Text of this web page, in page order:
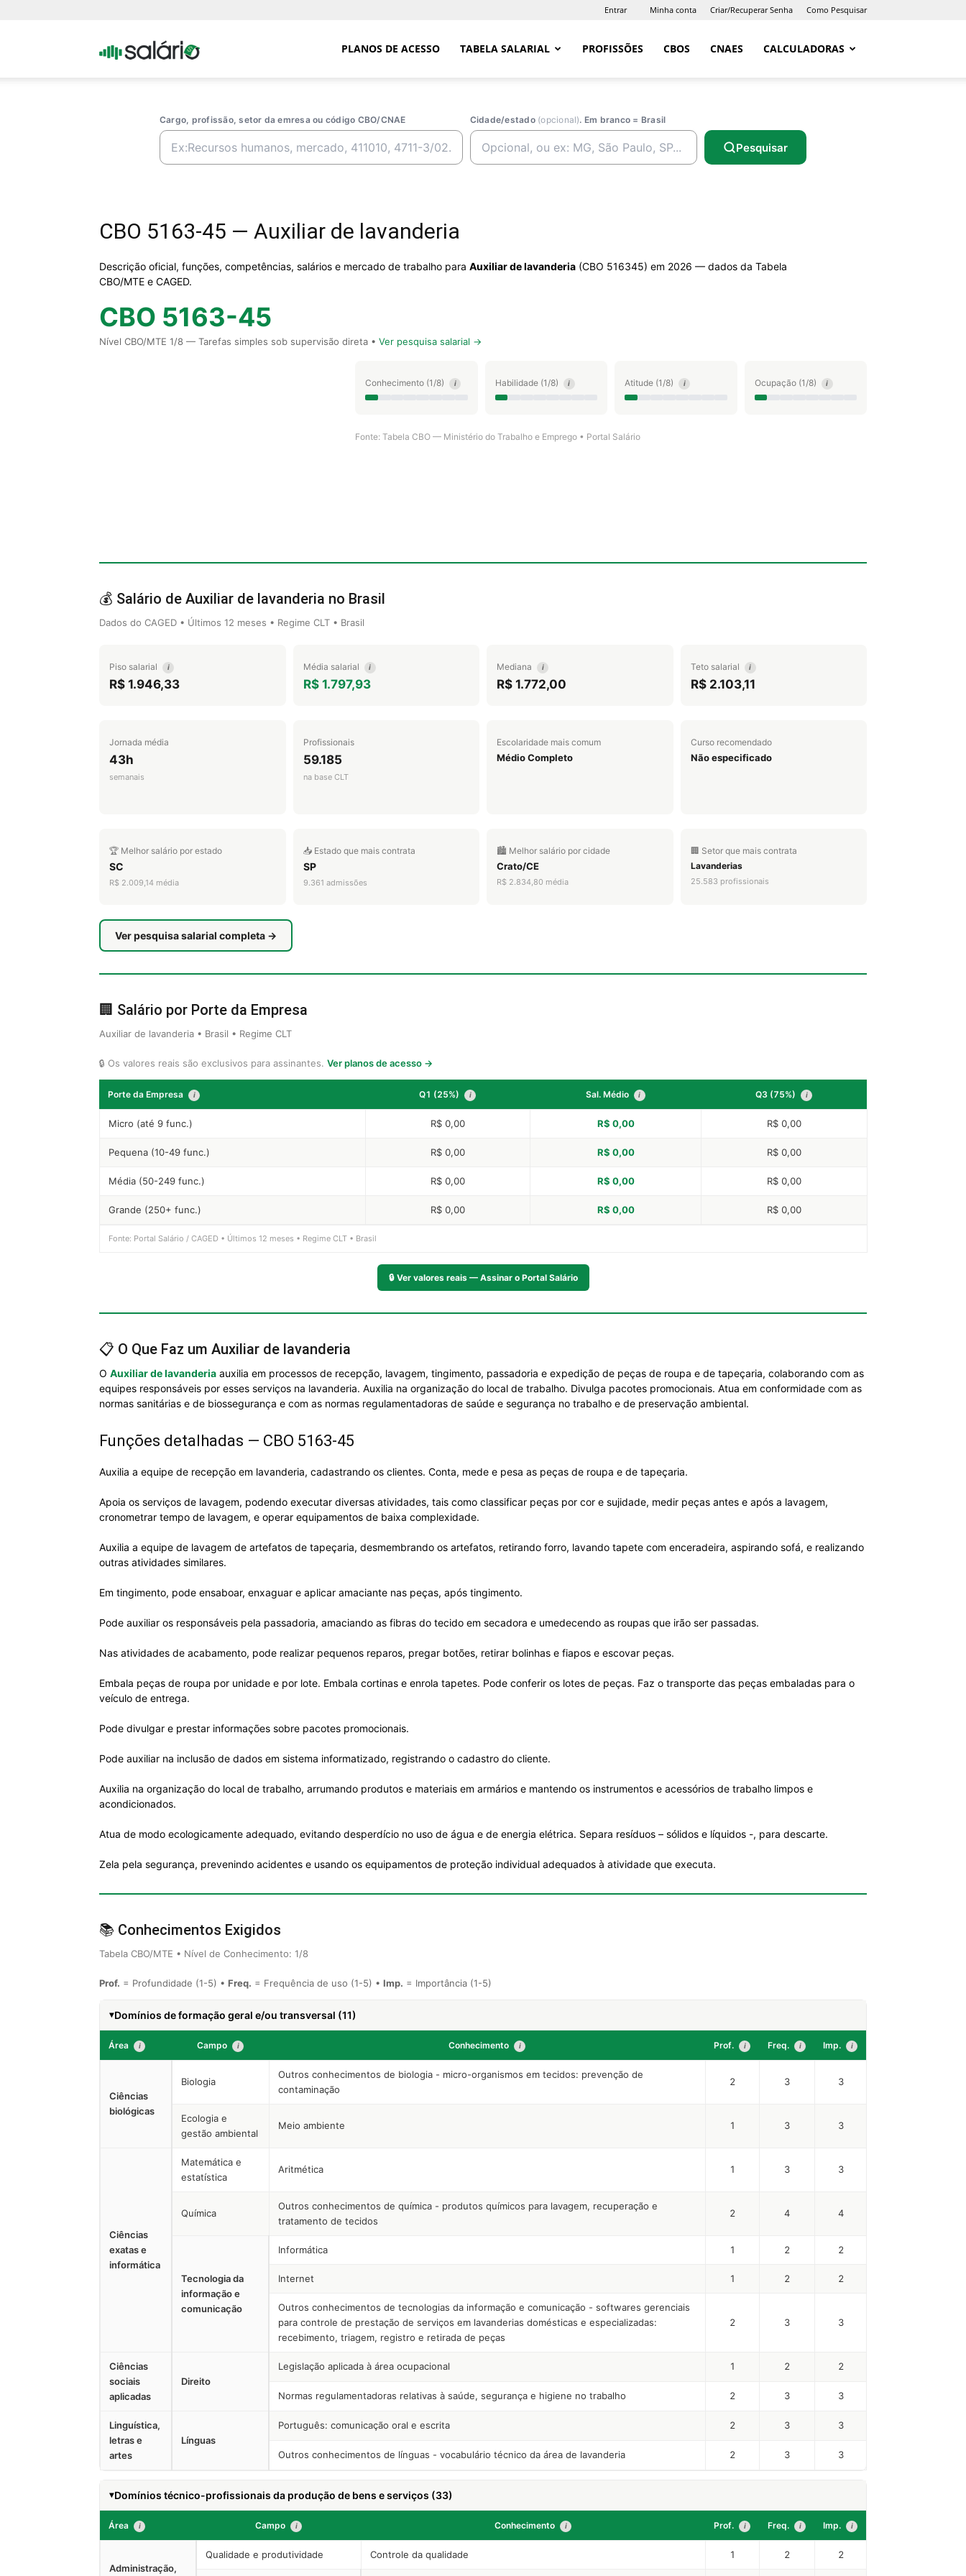
Entrar Minha conta Criar/Recuperar Senha Como Pesquisar
Portal PLANOS DE ACESSO TABELA SALARIAL PROFISSÕES CBOS CNAES CALCULADORAS
Cargo, profissão, setor da emresa ou código CBO/CNAE Cidade/estado (opcional). Em branco = Brasil
Pesquisar
CBO 5163-45 — Auxiliar de lavanderia
Descrição oficial, funções, competências, salários e mercado de trabalho para Auxiliar de lavanderia (CBO 516345) em 2026 — dados da Tabela
CBO/MTE e CAGED.
CBO 5163-45
Nível CBO/MTE 1/8 — Tarefas simples sob supervisão direta • Ver pesquisa salarial →
Conhecimento (1/8) i Habilidade (1/8) i Atitude (1/8) i Ocupação (1/8) i
Fonte: Tabela CBO — Ministério do Trabalho e Emprego • Portal Salário
💰 Salário de Auxiliar de lavanderia no Brasil
Dados do CAGED • Últimos 12 meses • Regime CLT • Brasil
Piso salarial i
R$ 1.946,33
Média salarial i
R$ 1.797,93
Mediana i
R$ 1.772,00
Teto salarial i
R$ 2.103,11
Jornada média
43h
semanais
Profissionais
59.185
na base CLT
Escolaridade mais comum
Médio Completo
Curso recomendado
Não especificado
🏆 Melhor salário por estado
SC
R$ 2.009,14 média
📥 Estado que mais contrata
SP
9.361 admissões
🏙️ Melhor salário por cidade
Crato/CE
R$ 2.834,80 média
🏢 Setor que mais contrata
Lavanderias
25.583 profissionais
Ver pesquisa salarial completa →
🏢 Salário por Porte da Empresa
Auxiliar de lavanderia • Brasil • Regime CLT
🔒 Os valores reais são exclusivos para assinantes. Ver planos de acesso →
Porte da Empresa i Q1 (25%) i Sal. Médio i Q3 (75%) i
Micro (até 9 func.) R$ 0,00 R$ 0,00 R$ 0,00
Pequena (10-49 func.) R$ 0,00 R$ 0,00 R$ 0,00
Média (50-249 func.) R$ 0,00 R$ 0,00 R$ 0,00
Grande (250+ func.) R$ 0,00 R$ 0,00 R$ 0,00
Fonte: Portal Salário / CAGED • Últimos 12 meses • Regime CLT • Brasil
🔒 Ver valores reais — Assinar o Portal Salário
📋 O Que Faz um Auxiliar de lavanderia
O Auxiliar de lavanderia auxilia em processos de recepção, lavagem, tingimento, passadoria e expedição de peças de roupa e de tapeçaria, colaborando com as
equipes responsáveis por esses serviços na lavanderia. Auxilia na organização do local de trabalho. Divulga pacotes promocionais. Atua em conformidade com as
normas sanitárias e de biossegurança e com as normas regulamentadoras de saúde e segurança no trabalho e de preservação ambiental.
Funções detalhadas — CBO 5163-45
Auxilia a equipe de recepção em lavanderia, cadastrando os clientes. Conta, mede e pesa as peças de roupa e de tapeçaria.
Apoia os serviços de lavagem, podendo executar diversas atividades, tais como classificar peças por cor e sujidade, medir peças antes e após a lavagem,
cronometrar tempo de lavagem, e operar equipamentos de baixa complexidade.
Auxilia a equipe de lavagem de artefatos de tapeçaria, desmembrando os artefatos, retirando forro, lavando tapete com enceradeira, aspirando sofá, e realizando
outras atividades similares.
Em tingimento, pode ensaboar, enxaguar e aplicar amaciante nas peças, após tingimento.
Pode auxiliar os responsáveis pela passadoria, amaciando as fibras do tecido em secadora e umedecendo as roupas que irão ser passadas.
Nas atividades de acabamento, pode realizar pequenos reparos, pregar botões, retirar bolinhas e fiapos e escovar peças.
Embala peças de roupa por unidade e por lote. Embala cortinas e enrola tapetes. Pode conferir os lotes de peças. Faz o transporte das peças embaladas para o
veículo de entrega.
Pode divulgar e prestar informações sobre pacotes promocionais.
Pode auxiliar na inclusão de dados em sistema informatizado, registrando o cadastro do cliente.
Auxilia na organização do local de trabalho, arrumando produtos e materiais em armários e mantendo os instrumentos e acessórios de trabalho limpos e
acondicionados.
Atua de modo ecologicamente adequado, evitando desperdício no uso de água e de energia elétrica. Separa resíduos – sólidos e líquidos -, para descarte.
Zela pela segurança, prevenindo acidentes e usando os equipamentos de proteção individual adequados à atividade que executa.
📚 Conhecimentos Exigidos
Tabela CBO/MTE • Nível de Conhecimento: 1/8
Prof. = Profundidade (1-5) • Freq. = Frequência de uso (1-5) • Imp. = Importância (1-5)
Domínios de formação geral e/ou transversal (11)
Área i Campo i Conhecimento i Prof. i Freq. i Imp. i
Ciências
biológicas
Biologia
Outros conhecimentos de biologia - micro-organismos em tecidos: prevenção de
contaminação
2 3 3
Ecologia e
gestão ambiental
Meio ambiente 1 3 3
Ciências
exatas e
informática
Matemática e
estatística
Aritmética 1 3 3
Química
Outros conhecimentos de química - produtos químicos para lavagem, recuperação e
tratamento de tecidos
2 4 4
Tecnologia da
informação e
comunicação
Informática 1 2 2
Internet 1 2 2
Outros conhecimentos de tecnologias da informação e comunicação - softwares gerenciais
para controle de prestação de serviços em lavanderias domésticas e especializadas:
recebimento, triagem, registro e retirada de peças
2 3 3
Ciências
sociais
aplicadas
Direito
Legislação aplicada à área ocupacional 1 2 2
Normas regulamentadoras relativas à saúde, segurança e higiene no trabalho 2 3 3
Linguística,
letras e
artes
Línguas
Português: comunicação oral e escrita 2 3 3
Outros conhecimentos de línguas - vocabulário técnico da área de lavanderia 2 3 3
Domínios técnico-profissionais da produção de bens e serviços (33)
Área i Campo i Conhecimento i Prof. i Freq. i Imp. i
Administração,
Qualidade e produtividade Controle da qualidade 1 2 2